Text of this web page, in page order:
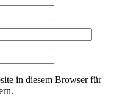
in diesem Browser für